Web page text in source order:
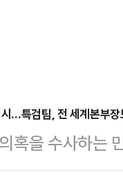
…특검팀, 전 세계본부장
혹을 수사하는
세계평화통일